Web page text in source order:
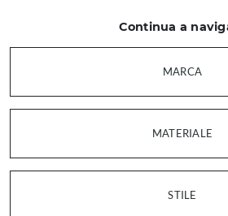
Continua a
MARCA
MATERIALE
STILE